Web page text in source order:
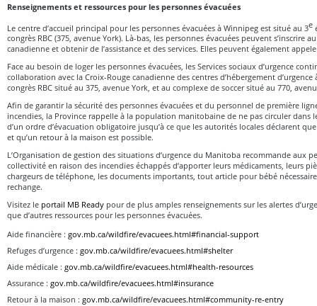
Renseignements et ressources pour les personnes évacuées
Le centre d’accueil principal pour les personnes évacuées à Winnipeg est situé au 3e
congrès RBC (375, avenue York). Là-bas, les personnes évacuées peuvent s’inscrire
canadienne et obtenir de l’assistance et des services. Elles peuvent également
Face au besoin de loger les personnes évacuées, les Services sociaux d’urgence
collaboration avec la Croix-Rouge canadienne des centres d’hébergement
congrès RBC situé au 375, avenue York, et au complexe de soccer situé au 770,
Afin de garantir la sécurité des personnes évacuées et du personnel de première
incendies, la Province rappelle à la population manitobaine de ne pas circuler dans
d’un ordre d’évacuation obligatoire jusqu’à ce que les autorités locales déclarent
et qu’un retour à la maison est possible.
L’Organisation de gestion des situations d’urgence du Manitoba recommande aux
collectivité en raison des incendies échappés d’apporter leurs médicaments, leurs
chargeurs de téléphone, les documents importants, tout article pour bébé
rechange.
Visitez le portail MB Ready pour de plus amples renseignements sur les alertes
que d’autres ressources pour les personnes évacuées.
Aide financière : gov.mb.ca/wildfire/evacuees.html#financial-support
Refuges d’urgence : gov.mb.ca/wildfire/evacuees.html#shelter
Aide médicale : gov.mb.ca/wildfire/evacuees.html#health-resources
Assurance : gov.mb.ca/wildfire/evacuees.html#insurance
Retour à la maison : gov.mb.ca/wildfire/evacuees.html#community-re-entry